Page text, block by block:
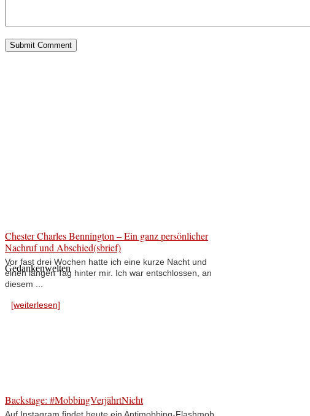
Chester Charles Bennington – Ein ganz persönlicher
Nachruf und Abschied(sbrief)
Vor fast drei Wochen hatte ich eine kurze Nacht und
einen langen Tag hinter mir. Ich war entschlossen, an
diesem ...
[weiterlesen]
Backstage: #MobbingVerjährtNicht
Gedankenwelten